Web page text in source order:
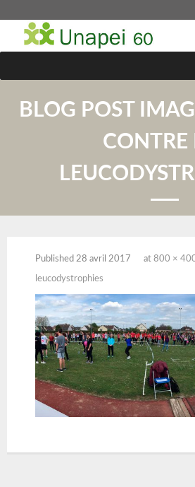
BLOG POST
CONTRE
Published 28 avril 2017 at 800 ×
leucodystrophies